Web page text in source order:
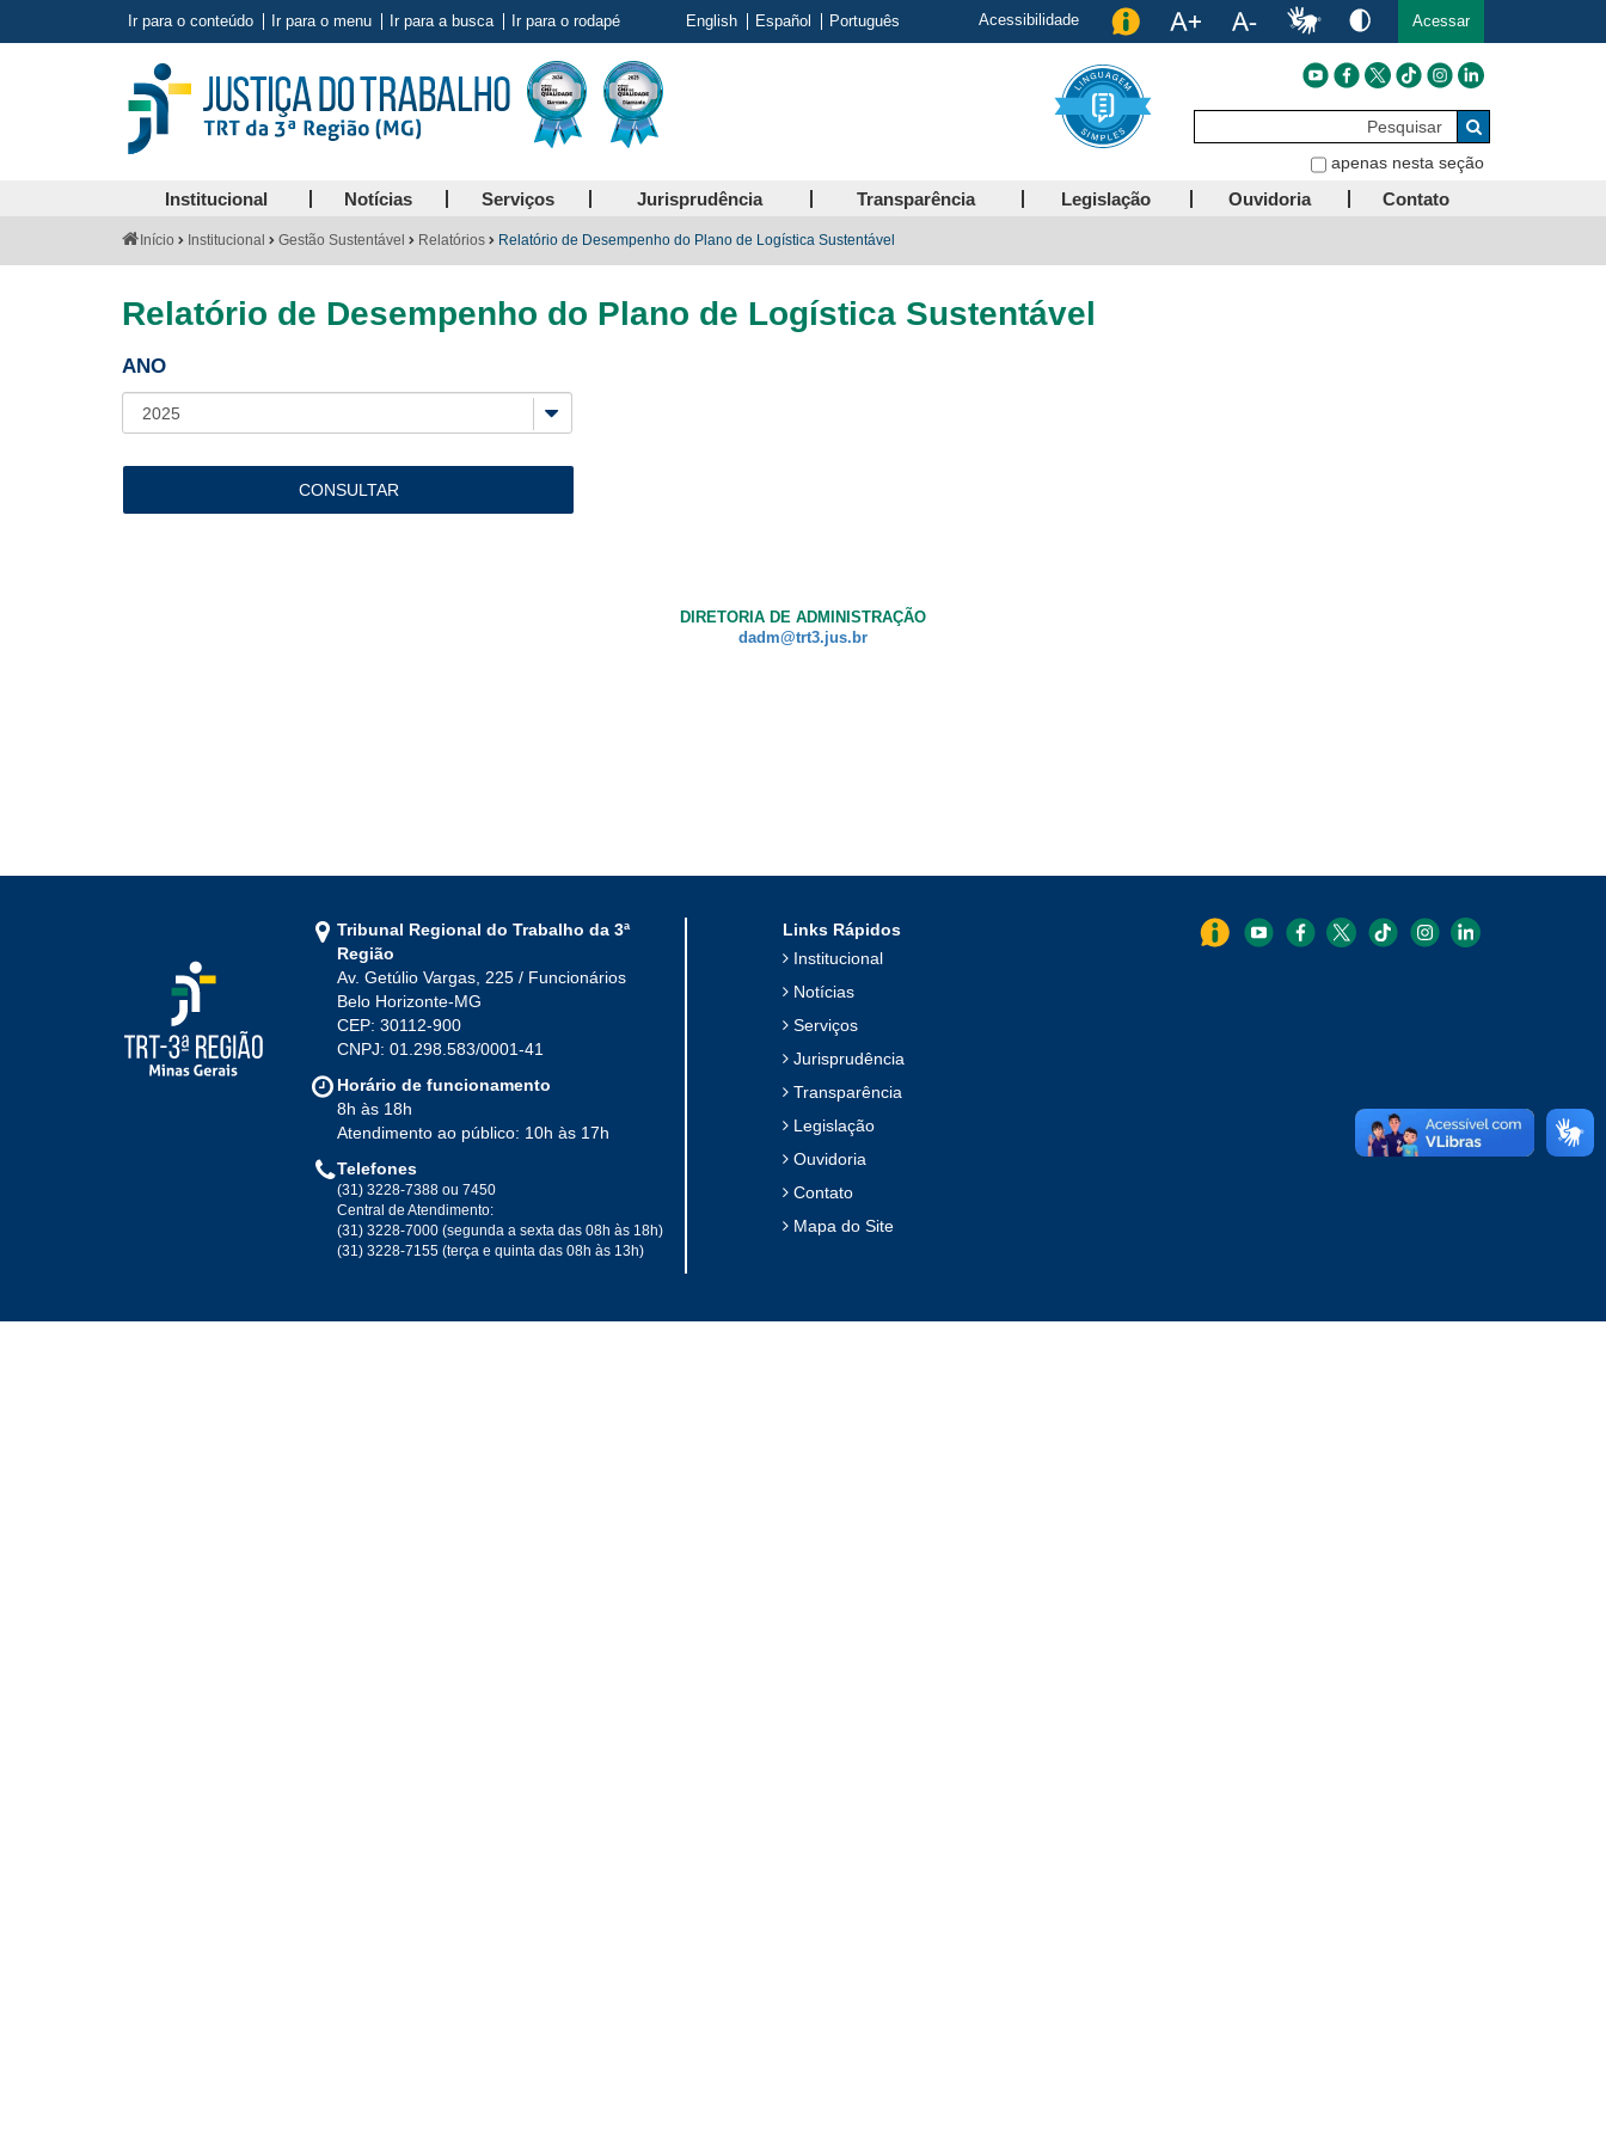
Ir para o conteúdo Ir para o menu Ir para a busca Ir para o rodapé Acessibilidade Acessar
English Español Português
Pesquisar
Buscar
apenas nesta seção
Institucional Notícias Serviços Jurisprudência Transparência Legislação Ouvidoria Contato
VocêInício Institucional Gestão Sustentável Relatórios Relatório de Desempenho do Plano de Logística Sustentável
Relatório de Desempenho do Plano de Logística Sustentável
ANO
DIRETORIA DE ADMINISTRAÇÃO
dadm@trt3.jus.br
Tribunal Regional do Trabalho da 3ª
Região
Av. Getúlio Vargas, 225 / Funcionários
Belo Horizonte-MG
CEP: 30112-900
CNPJ: 01.298.583/0001-41
Horário de funcionamento
8h às 18h
Atendimento ao público: 10h às 17h
Telefones
(31) 3228-7388 ou 7450
Central de Atendimento:
(31) 3228-7000 (segunda a sexta das 08h às 18h)
(31) 3228-7155 (terça e quinta das 08h às 13h)
Links Rápidos
Institucional
Notícias
Serviços
Jurisprudência
Transparência
Legislação
Ouvidoria
Contato
Mapa do Site